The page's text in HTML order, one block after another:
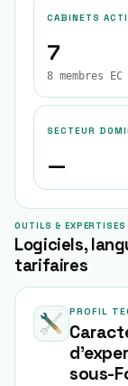
CABINETS
7
8 membres EC
SECTEUR
—
OUTILS & EXPERTISES
Logiciels,
tarifaires
PROFIL
sous-